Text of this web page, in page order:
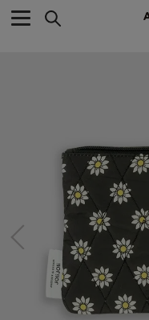
CATEGORY カテゴリー
SHOULDER ショルダーバッ
カゴバッグ
BACKPACK バックパック
ECO BAG エコバッグ
その他
ファッション
BRAND ブランド
KEYWORD
オススメキーワード
ポカホンタス ミーコ
キティ サンリオ
DISNEY トート